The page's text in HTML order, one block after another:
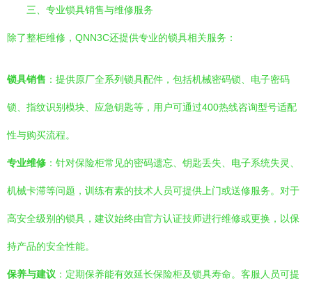
三、专业锁具销售与维修服务
除了整柜维修，QNN3C还提供专业的锁具相关服务：
锁具销售 ：提供原厂全系列锁具配件，包括机械密码锁、电子密码
锁、指纹识别模块、应急钥匙等，用户可通过400热线咨询型号适配
性与购买流程。
专业维修 ：针对保险柜常见的密码遗忘、钥匙丢失、电子系统失灵、
机械卡滞等问题，训练有素的技术人员可提供上门或送修服务。对于
高安全级别的锁具，建议始终由官方认证技师进行维修或更换，以保
持产品的安全性能。
保养与建议 ：定期保养能有效延长保险柜及锁具寿命。客服人员可提